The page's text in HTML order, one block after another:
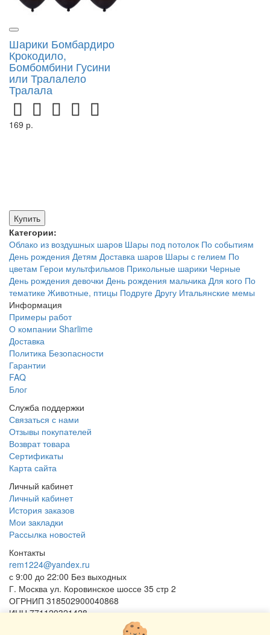
Шарики Бомбардиро
Крокодило,
Бомбомбини Гусини
или Тралалело
Тралала
169 р.
Купить
Категории:
Облако из воздушных шаров Шары под потолок По событиям
День рождения Детям Доставка шаров Шары с гелием По
цветам Герои мультфильмов Прикольные шарики Черные
День рождения девочки День рождения мальчика Для кого По
тематике Животные, птицы Подруге Другу Итальянские мемы
Информация
Примеры работ
О компании Sharlime
Доставка
Политика Безопасности
Гарантии
FAQ
Блог
Служба поддержки
Связаться с нами
Отзывы покупателей
Возврат товара
Сертификаты
Карта сайта
Личный кабинет
Личный кабинет
История заказов
Мои закладки
Рассылка новостей
Контакты
rem1224@yandex.ru
с 9:00 до 22:00 Без выходных
Г. Москва ул. Коровинское шоссе 35 стр 2
ОГРНИП 318502900040868
ИНН 771120321428